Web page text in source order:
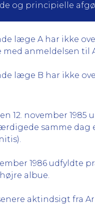
og principielle
læge A har ikke
anmeldelsen til
læge B har ikke
12. november
samme dag
1986 udfyldte
albue.
aktindsigt fra